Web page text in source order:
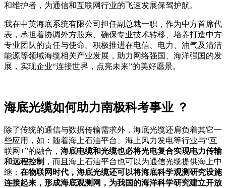
和维护者，为通信和互联网行业的飞速发展保驾护航。
我在中英海底系统有限公司担任副总裁一职，作为中方首席代
表，承担着协调外方股东、确保专业技术转移、培养打造中方
专业团队的责任与使命。积极推进在电信、电力、油气及清洁
能源等领域海缆相关产业发展，助力网络强国、海洋强国的发
展，实现企业“连接世界，点亮未来”的美好愿景。
海底光缆如何助力南极科考事业 ？
除了传统的通信与数据传输需求外，海底光缆还肩负着其它一
些应用，如：随着海上石油平台、海上风力发电等行业与“互
联网+”的融合， 海底电缆和光缆也必将光电复合实现电力传输
和远程控制 ，而且海上石油平台也可以为通信光缆提供海上中
继； 在物联网时代，海底光缆还可以将海底科学观测研究设施
连接起来，形成海底观测网，为我国的海洋科学研究建立开放